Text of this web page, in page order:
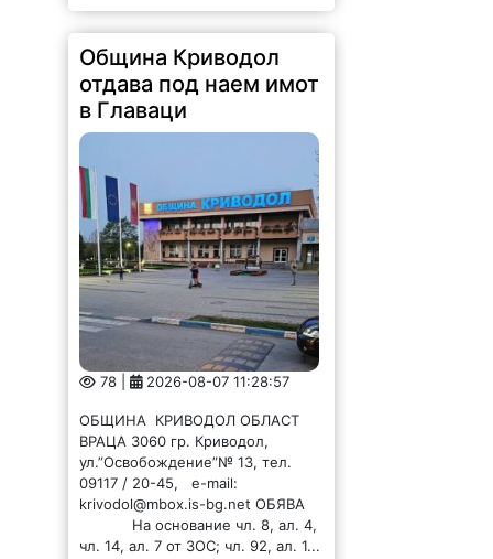
Община Криводол
отдава под наем имот
в Главаци
78 | 2026-08-07 11:28:57
ОБЩИНА КРИВОДОЛ ОБЛАСТ
ВРАЦА 3060 гр. Криводол,
ул.”Освобождение”№ 13, тел.
09117 / 20-45, e-mail:
krivodol@mbox.is-bg.net ОБЯВА
На основание чл. 8, ал. 4,
чл. 14, ал. 7 от ЗОС; чл. 92, ал. 1...